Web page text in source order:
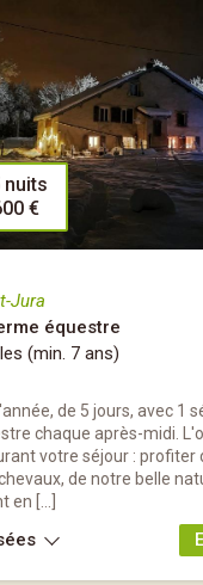
nuits
€
Jura
équestre
(min. 7 ans)
de 5 jours, avec 1
chaque après-midi.
votre séjour : profiter
de notre belle
en […]